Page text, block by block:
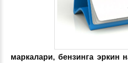
маркалари, бензинга эркин